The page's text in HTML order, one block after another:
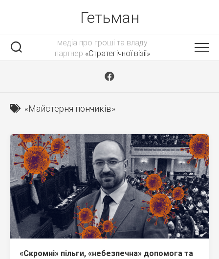
Гетьман
медіа про гроші та владу
партнер «Стратегічної візії»
«Майстерня пончиків»
«Скромні» пільги, «небезпечна» допомога та